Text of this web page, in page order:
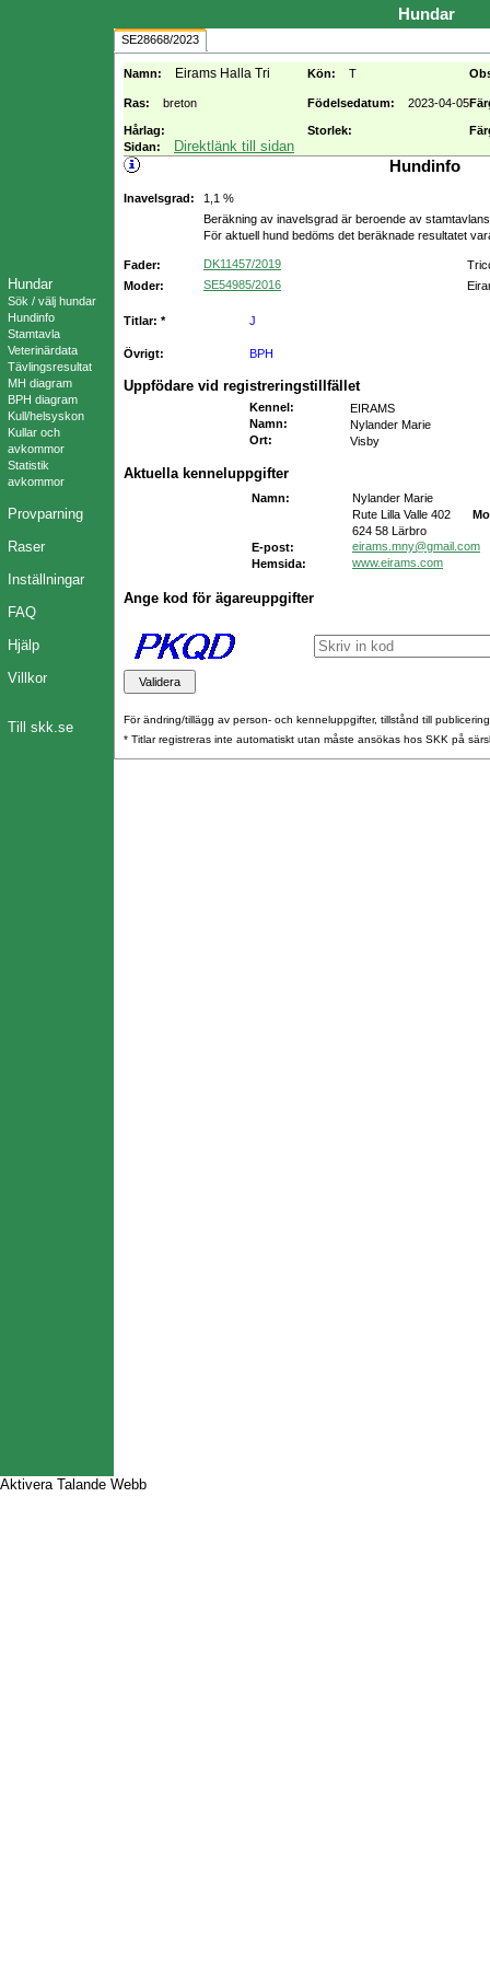
Hundar
Sök / välj hundar
Hundinfo
Stamtavla
Veterinärdata
Tävlingsresultat
MH diagram
BPH diagram
Kull/helsyskon
Kullar och
avkommor
Statistik
avkommor
Provparning
Raser
Inställningar
FAQ
Hjälp
Villkor
Till skk.se
Hundar
SE28668/2023
Namn: Eirams Halla Tri Kön: T
Ras: breton Födelsedatum: 2023-04-05
Hårlag: Storlek:
Sidan:
Direktlänk till sidan
Hundinfo
Inavelsgrad:
1,1 %
Beräkning av inavelsgrad är beroende av
För aktuell hund bedöms det beräknade resultatet
Fader: DK11457/2019
Moder:
SE54985/2016
Titlar: * J
Övrigt: BPH
Uppfödare vid registreringstillfället
Kennel :
EIRAMS
Namn:
Nylander Marie
Ort: Visby
Aktuella kenneluppgifter
Namn:
Nylander Marie
Rute Lilla Valle 402
624 58 Lärbro
E-post:
eirams.mny@gmail.com
Hemsida:
www.eirams.com
Ange kod för ägareuppgifter
För ändring/tillägg av person- och kenneluppgifter, tillstånd till
* Titlar registreras inte automatiskt utan måste ansökas hos SKK på
Aktivera Talande Webb